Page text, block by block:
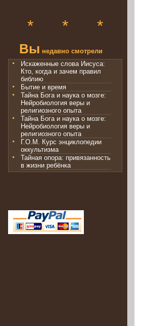
* * *
Вы недавно смотрели
Искаженные слова Иисуса:
Кто, когда и зачем правил
библию
Бытие и время
Тайна Бога и наука о мозге:
Нейробиология веры и
религиозного опыта
Тайна Бога и наука о мозге:
Нейробиология веры и
религиозного опыта
Г.О.М. Курс энциклопедии
оккультизма
Тайная опора: привязанность
в жизни ребёнка